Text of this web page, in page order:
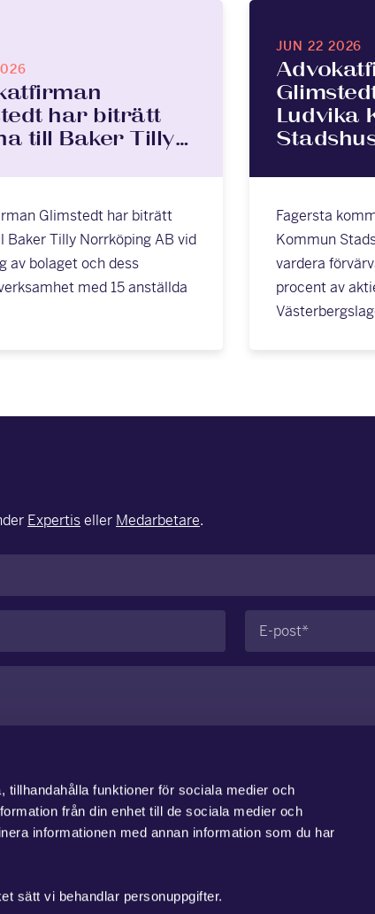
funktioner för sociala medier och
från din enhet till de sociala medier och
informationen med annan information som du har
sätt vi behandlar personuppgifter.
har biträtt
till Baker Tilly…
Glimstedt har biträtt
Baker Tilly Norrköping AB vid
av bolaget och dess
med 15 anställda
JUN 22 2026
Ludvika
Fagersta
Kommun
vardera
procent av
Expertiseller Medarbetare.